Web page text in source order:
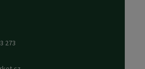
273